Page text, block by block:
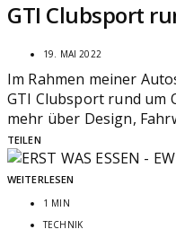
GTI Clubsport
19. MAI 2022
Im Rahmen meiner
GTI Clubsport rund um
mehr über Design,
TEILEN
WEITERLESEN
1 MIN
TECHNIK